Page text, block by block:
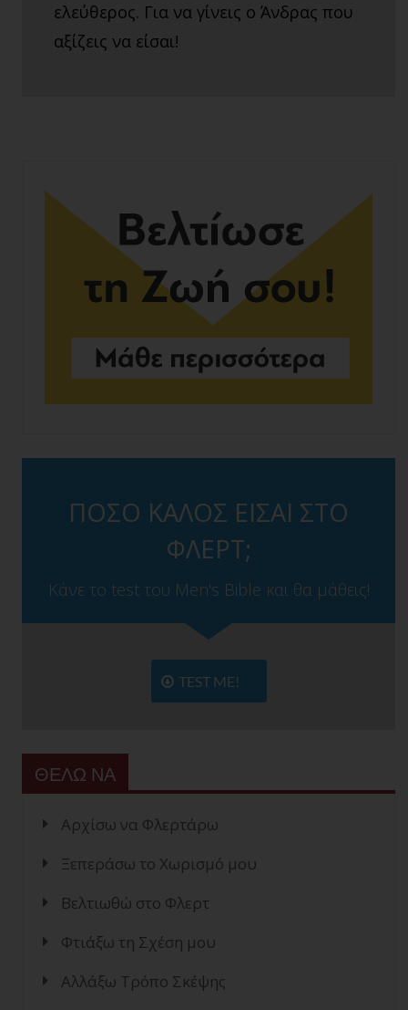
ελεύθερος. Για να γίνεις ο Άνδρας που
αξίζεις να είσαι!
ΠΟΣΟ ΚΑΛΟΣ ΕΙΣΑΙ ΣΤΟ
ΦΛΕΡΤ;
Κάνε το test του Men's Bible και θα μάθεις!
TEST ME!
ΘΕΛΩ ΝΑ
Αρχίσω να Φλερτάρω
Ξεπεράσω το Χωρισμό μου
Βελτιωθώ στο Φλερτ
Φτιάξω τη Σχέση μου
Αλλάξω Τρόπο Σκέψης